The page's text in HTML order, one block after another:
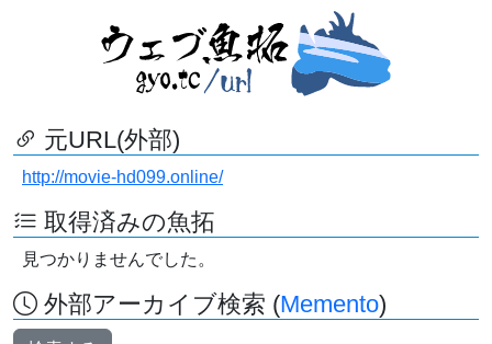
元URL(外部)
http://movie-hd099.online/
取得済みの魚拓
見つかりませんでした。
外部アーカイブ検索 (Memento)